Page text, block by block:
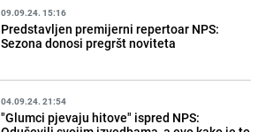
09.09.24. 15:16
Predstavljen premijerni repertoar NPS:
Sezona donosi pregršt noviteta
04.09.24. 21:54
"Glumci pjevaju hitove" ispred NPS: